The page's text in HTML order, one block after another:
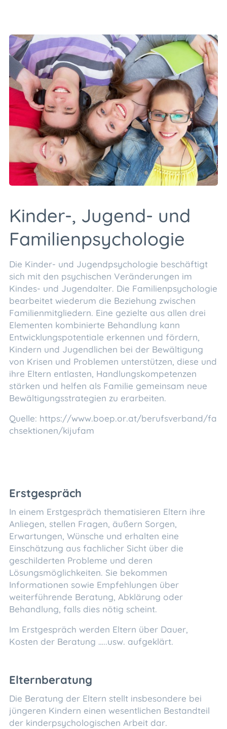
Kinder-, Jugend- und
Familienpsychologie
Die Kinder- und Jugendpsychologie beschäftigt
sich mit den psychischen Veränderungen im
Kindes- und Jugendalter. Die Familienpsychologie
bearbeitet wiederum die Beziehung zwischen
Familienmitgliedern. Eine gezielte aus allen drei
Elementen kombinierte Behandlung kann
Entwicklungspotentiale erkennen und fördern,
Kindern und Jugendlichen bei der Bewältigung
von Krisen und Problemen unterstützen, diese und
ihre Eltern entlasten, Handlungskompetenzen
stärken und helfen als Familie gemeinsam neue
Bewältigungsstrategien zu erarbeiten.
Quelle: https://www.boep.or.at/berufsverband/fa
chsektionen/kijufam
Erstgespräch
In einem Erstgespräch thematisieren Eltern ihre
Anliegen, stellen Fragen, äußern Sorgen,
Erwartungen, Wünsche und erhalten eine
Einschätzung aus fachlicher Sicht über die
geschilderten Probleme und deren
Lösungsmöglichkeiten. Sie bekommen
Informationen sowie Empfehlungen über
weiterführende Beratung, Abklärung oder
Behandlung, falls dies nötig scheint.
Im Erstgespräch werden Eltern über Dauer,
Kosten der Beratung …..usw. aufgeklärt.
Elternberatung
Die Beratung der Eltern stellt insbesondere bei
jüngeren Kindern einen wesentlichen Bestandteil
der kinderpsychologischen Arbeit dar.